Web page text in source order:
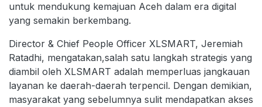
untuk mendukung kemajuan Aceh dalam era digital
yang semakin berkembang.
Director & Chief People Officer XLSMART, Jeremiah
Ratadhi, mengatakan,salah satu langkah strategis yang
diambil oleh XLSMART adalah memperluas jangkauan
layanan ke daerah-daerah terpencil. Dengan demikian,
masyarakat yang sebelumnya sulit mendapatkan akses